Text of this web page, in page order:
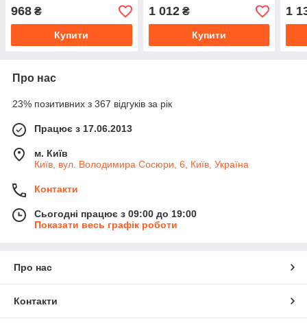
968 ₴
Купити
1 012₴
Купити
1
Про нас
23% позитивних з 367 відгуків за рік
Працює з 17.06.2013
м. Київ
Київ, вул. Володимира Сосюри, 6, Київ, Україна
Контакти
Сьогодні працює з 09:00 до 19:00
Показати весь графік роботи
Про нас
Контакти